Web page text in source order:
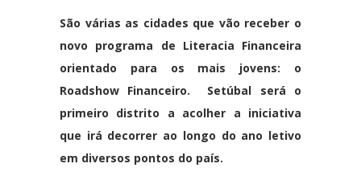
São várias as cidades que vão receber o
novo programa de Literacia Financeira
orientado para os mais jovens: o
Roadshow Financeiro. Setúbal será o
primeiro distrito a acolher a iniciativa
que irá decorrer ao longo do ano letivo
em diversos pontos do país.